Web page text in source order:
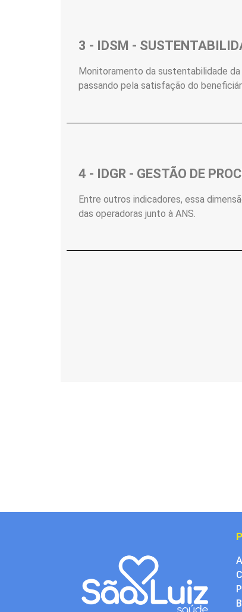
3 - IDSM -
Monitoramento da sustentabilidade
passando pela satisfação do
4 - IDGR - GESTÃO DE
Entre outros indicadores, essa
das operadoras junto à ANS.